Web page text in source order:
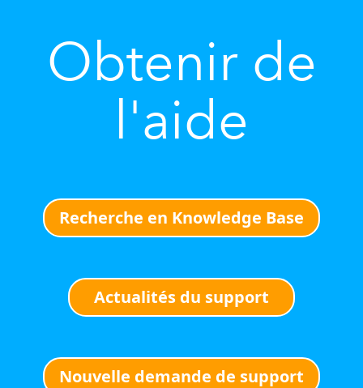
Obtenir de
l'aide
Recherche en Knowledge Base
Actualités du support
Nouvelle demande de support